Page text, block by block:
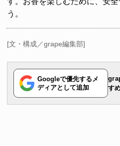
う。
[文・構成／grape編集部]
Googleで優先するメ
ディアとして追加
す